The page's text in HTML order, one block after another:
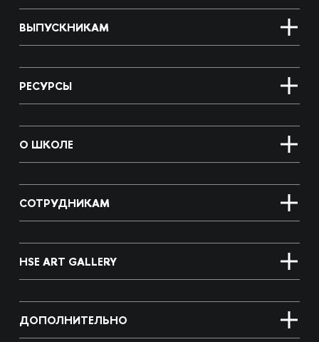
ВЫПУСКНИКАМ
РЕСУРСЫ
О ШКОЛЕ
СОТРУДНИКАМ
HSE ART GALLERY
ДОПОЛНИТЕЛЬНО